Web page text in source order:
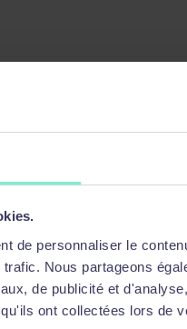
de personnaliser le
Nous partageons
de publicité et
ont collectées lors de